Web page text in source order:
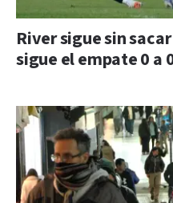
River sigue sin
sigue el empate 0 a